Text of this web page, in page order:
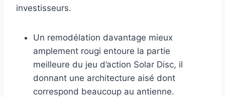
investisseurs.
Un remodélation davantage mieux
amplement rougi entoure la partie
meilleure du jeu d’action Solar Disc, il
donnant une architecture aisé dont
correspond beaucoup au antienne.